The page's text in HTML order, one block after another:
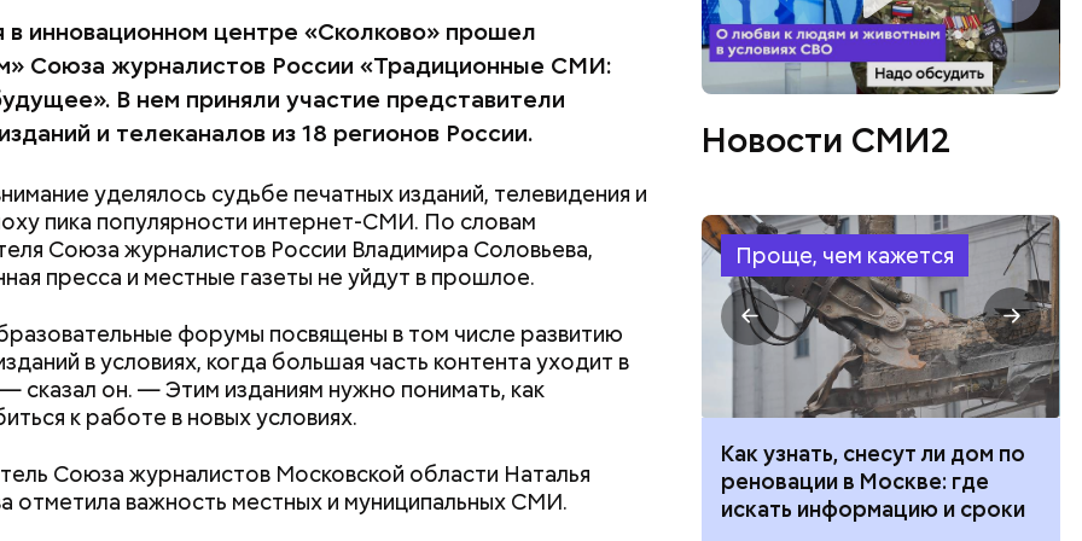
в инновационном центре «Сколково» прошел
Союза журналистов России «Традиционные СМИ:
В нем приняли участие представители
и телеканалов из 18 регионов России.
уделялось судьбе печатных изданий, телевидения и
пика популярности интернет-СМИ. По словам
Союза журналистов России Владимира Соловьева,
пресса и местные газеты не уйдут в прошлое.
форумы посвящены в том числе развитию
в условиях, когда большая часть контента уходит в
сказал он. — Этим изданиям нужно понимать, как
к работе в новых условиях.
Союза журналистов Московской области Наталья
отметила важность местных и муниципальных СМИ.
Житие, преподобный родился в городке Патаре. С
проникся христианской религией и рано принял
свою жизнь Богу. Целыми днями отрок проводил в
вечерам молился и читал книги. Его дядя, епископ Николай
священника. Все богатства, полученные в наследство от
Николай отдал на дела милосердия. Со временем Николай
сельдерея и картофеля с яблоками
Новости СМИ2
Проще, чем кажется
не получить штраф
рублей от государства при
трудной ситуации: кто может
Как узнать, снесут ли дом по
реновации в Москве: где
искать информацию и сроки